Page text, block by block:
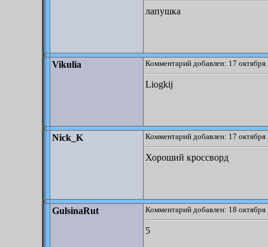
лапушка
Vikulia Комментарий добавлен: 17
Liogkij
Nick_K Комментарий добавлен: 17
Хороший кроссворд
GulsinaRut Комментарий добавлен: 18
5